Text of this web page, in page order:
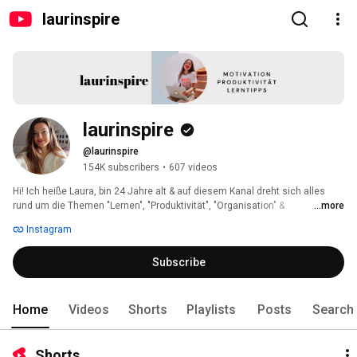
laurinspire
laurinspire
@laurinspire
154K subscribers • 607 videos
Hi! Ich heiße Laura, bin 24 Jahre alt & auf diesem Kanal dreht sich alles
rund um die Themen "Lernen", "Produktivität", "Organisation" &
Studierenden auf ihrem Weg zum Abschluss zu unterstützen.
...more
Instagram
Subscribe
Home Videos Shorts Playlists Posts Search